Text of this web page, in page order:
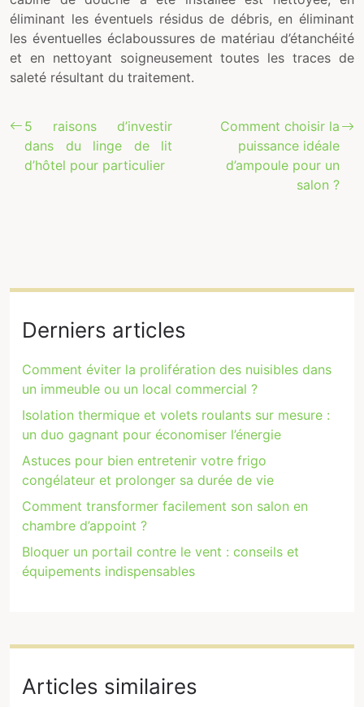
éliminant les éventuels résidus de débris, en éliminant
les éventuelles éclaboussures de matériau d’étanchéité
et en nettoyant soigneusement toutes les traces de
saleté résultant du traitement.
5 raisons d’investir
dans du linge de lit
d’hôtel pour particulier
Comment choisir la
puissance idéale
d’ampoule pour un
salon ?
Derniers articles
Comment éviter la prolifération des nuisibles dans
un immeuble ou un local commercial ?
Isolation thermique et volets roulants sur mesure :
un duo gagnant pour économiser l’énergie
Astuces pour bien entretenir votre frigo
congélateur et prolonger sa durée de vie
Comment transformer facilement son salon en
chambre d’appoint ?
Bloquer un portail contre le vent : conseils et
équipements indispensables
Articles similaires